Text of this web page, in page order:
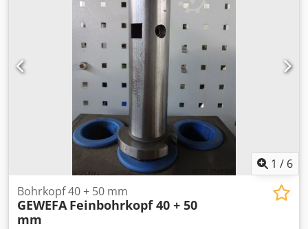
1 / 6
Bohrkopf 40 + 50 mm
GEWEFA Feinbohrkopf 40 + 50
mm